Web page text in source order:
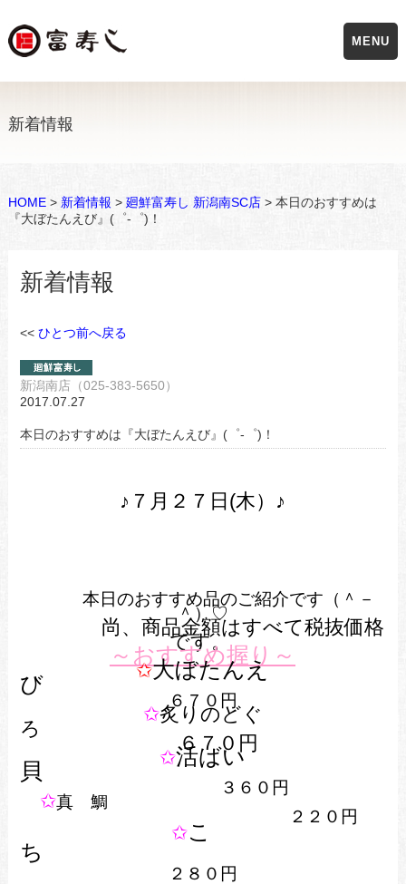
新着情報
HOME> 新着情報 > 廻鮮富寿し 新潟南SC店> 本日のおすすめは
『大ぼたんえび』(゜-゜)！
新着情報
<< ひとつ前へ戻る
新潟南店（025-383-5650）
2017.07.27
本日のおすすめは『大ぼたんえび』(゜-゜)！
♪７月２７ 日 (木） ♪
本日のおすすめ品のご紹介です（＾－
＾）♡
尚、商品金額はすべて税抜価格
です。
～おすすめ握り～
✩大ぼたんえ
び
６７ ０円
✩炙りのどぐ
ろ
６７０円
✩活ばい
貝
３６０円
✩真 鯛
２２０円
✩こ
ち
２８０円
MENU